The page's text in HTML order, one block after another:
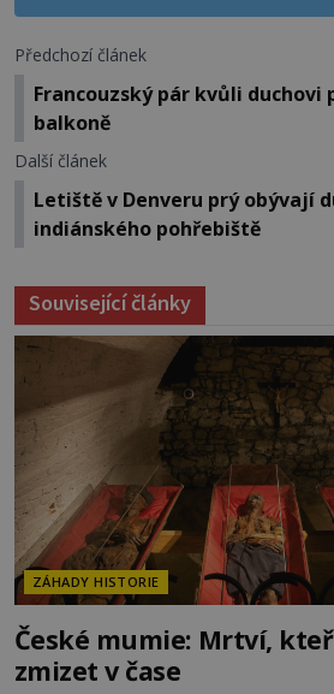
Předchozí článek
Francouzský pár kvůli duchovi
balkoně
Další článek
Letiště v Denveru prý obývají
indiánského pohřebiště
Související články
ZÁHADY HISTORIE
České mumie: Mrtví,
zmizet v čase